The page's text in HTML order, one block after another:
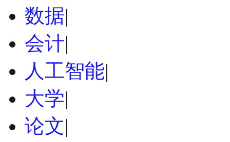
数据|
会计|
人工智能|
大学|
论文|